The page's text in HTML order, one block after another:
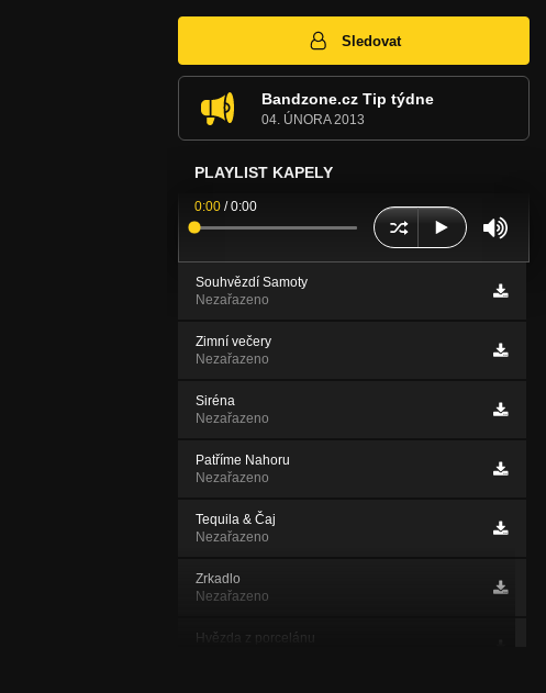
Sledovat
Bandzone.cz Tip týdne
04. ÚNORA 2013
PLAYLIST KAPELY
0:00 /0:00
Souhvězdí Samoty
Nezařazeno
Zimní večery
Nezařazeno
Siréna
Nezařazeno
Patříme Nahoru
Nezařazeno
Tequila & Čaj
Nezařazeno
Zrkadlo
Nezařazeno
Hvězda z porcelánu